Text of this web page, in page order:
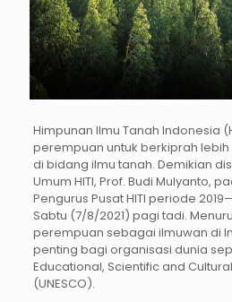
Himpunan Ilmu Tanah Indonesia
perempuan untuk berkiprah
di bidang ilmu tanah. Demikian
Umum HITI, Prof. Budi Mulyanto,
Pengurus Pusat HITI periode
Sabtu (7/8/2021) pagi tadi.
perempuan sebagai ilmuwan di
penting bagi organisasi dunia
Educational, Scientific and
(UNESCO).